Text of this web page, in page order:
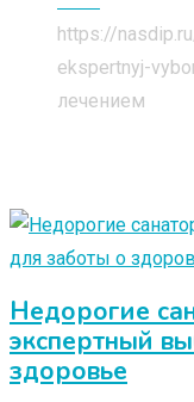
https://
ekspertnyj-
лечением
Недорогие
экспертный
здоровье